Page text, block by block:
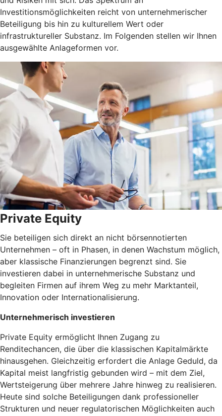
Investitionsmöglichkeiten reicht von unternehmerischer
Beteiligung bis hin zu kulturellem Wert oder
infrastruktureller Substanz. Im Folgenden stellen wir Ihnen
ausgewählte Anlageformen vor.
Private Equity
Sie beteiligen sich direkt an nicht börsennotierten
Unternehmen – oft in Phasen, in denen Wachstum möglich,
aber klassische Finanzierungen begrenzt sind. Sie
investieren dabei in unternehmerische Substanz und
begleiten Firmen auf ihrem Weg zu mehr Marktanteil,
Innovation oder Internationalisierung.
Unternehmerisch investieren
Private Equity ermöglicht Ihnen Zugang zu
Renditechancen, die über die klassischen Kapitalmärkte
hinausgehen. Gleichzeitig erfordert die Anlage Geduld, da
Kapital meist langfristig gebunden wird – mit dem Ziel,
Wertsteigerung über mehrere Jahre hinweg zu realisieren.
Heute sind solche Beteiligungen dank professioneller
Strukturen und neuer regulatorischen Möglichkeiten auch